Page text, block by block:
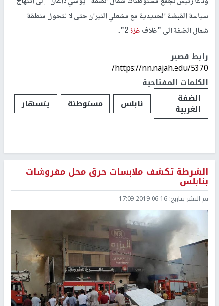
سياسة القبضة الحديدية مع مشعلي النيران حتى لا تتحول منطقة
شمال الضفة الى "غلافغزة
رابط قصير
https://nn.najah.edu/5370/
الكلمات المفتاحية
الضفة
الغربية نابلس مستوطنة يتسهار
الشرطة تكشف ملابسات حرق محل مفروشات
بنابلس
تم النشر بتاريخ: 2019-06-16 17:09